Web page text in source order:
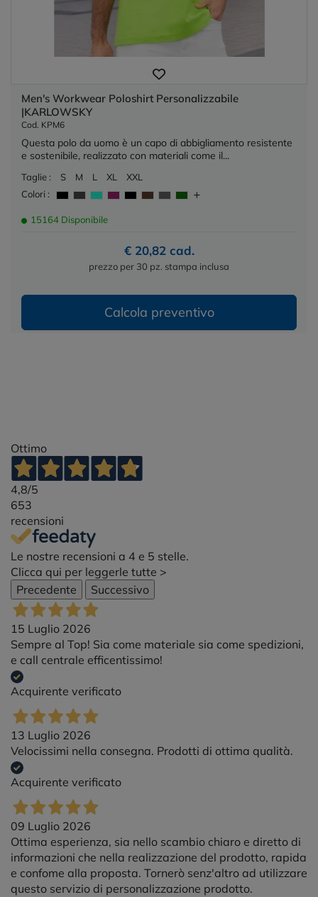
Men's Workwear Poloshirt Personalizzabile
|KARLOWSKY
Cod. KPM6
Questa polo da uomo è un capo di abbigliamento resistente
e sostenibile, realizzato con materiali come il...
Taglie : S M L XL
XXL
Colori :
15164 Disponibile
€ 20,82 cad.
prezzo per 30 pz. stampa inclusa
Calcola preventivo
Ottimo
4,8/5
653
recensioni
Le nostre recensioni a 4 e 5 stelle.
Clicca qui per leggerle tutte >
Precedente
Successivo
15 Luglio 2026
Sempre al Top! Sia come materiale sia come spedizioni,
e call centrale efficentissimo!
Acquirente verificato
13 Luglio 2026
Velocissimi nella consegna. Prodotti di ottima qualità.
Acquirente verificato
09 Luglio 2026
Ottima esperienza, sia nello scambio chiaro e diretto di
informazioni che nella realizzazione del prodotto, rapida
e confome alla proposta. Tornerò senz'altro ad utilizzare
questo servizio di personalizzazione prodotto.